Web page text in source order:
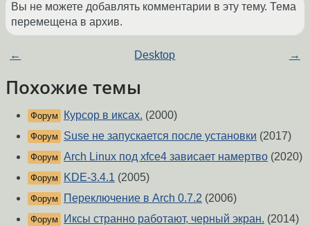
Вы не можете добавлять комментарии в эту тему. Тема
перемещена в архив.
← Desktop →
Похожие темы
Форум Курсор в иксах. (2000)
Форум Suse не запускается после установки (2017)
Форум Arch Linux под xfce4 зависает намертво (2020)
Форум KDE-3.4.1 (2005)
Форум Переключение в Arch 0.7.2 (2006)
Форум Иксы странно работают, черный экран. (2014)